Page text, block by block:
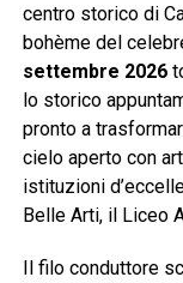
centro storico di
bohème del
settembre 2026
lo storico
pronto a
cielo aperto con
istituzioni
Belle Arti, il Liceo
Il filo conduttore